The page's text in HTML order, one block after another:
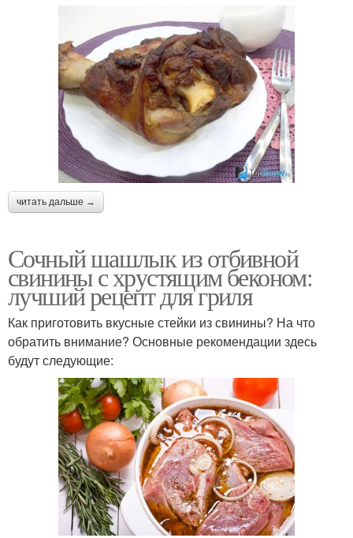
читать дальше →
Сочный шашлык из отбивной
свинины с хрустящим беконом:
лучший рецепт для гриля
Как приготовить вкусные стейки из свинины? На что
обратить внимание? Основные рекомендации здесь
будут следующие: